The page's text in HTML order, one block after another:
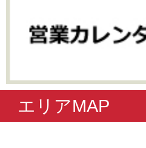
エリアMAP